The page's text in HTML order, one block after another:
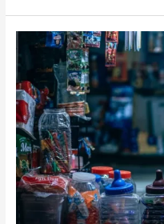
Deel
I:
Britse
Postdienst
Komt
Kleine
Webshops
Tegemoet